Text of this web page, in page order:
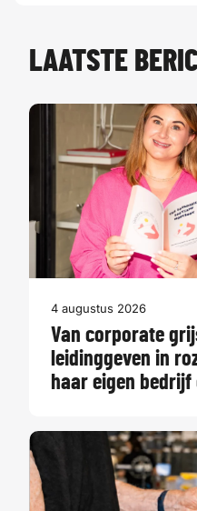
LAATSTE
4 augustus 2026
Van corporate
leidinggeven in
haar eigen